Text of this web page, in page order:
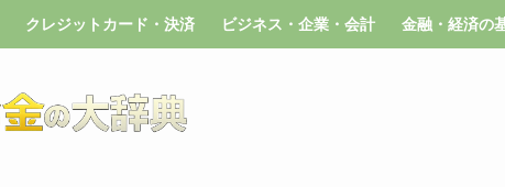
クレジットカード・決済 ビジネス・企業・会計 金融・経済の